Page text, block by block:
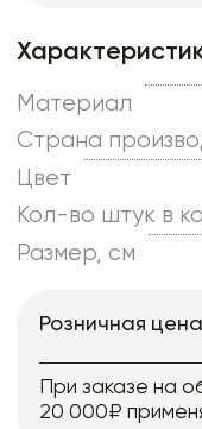
Материал
Страна
Цвет
Кол-во штук в
Размер, см
Розничная
При заказе на
20 000₽